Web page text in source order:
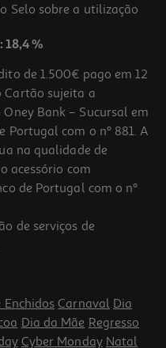
Branco 0.6m 3a
Selo sobre a utilização
18,4 %
de 1.500€ pago em 12
Cartão sujeita a
Bank – Sucursal em
Portugal com o nº 881. A
na qualidade de
acessório com
de Portugal com o nº
de serviços de
Enchidos Carnaval Dia
Dia da Mãe Regresso
Cyber Monday Natal